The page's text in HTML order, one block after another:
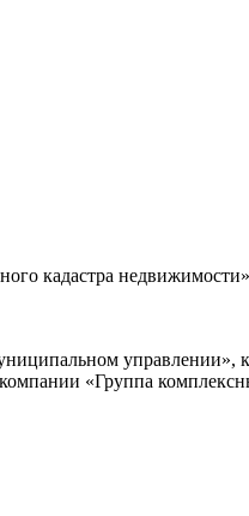
кадастра
управлении»,
«Группа